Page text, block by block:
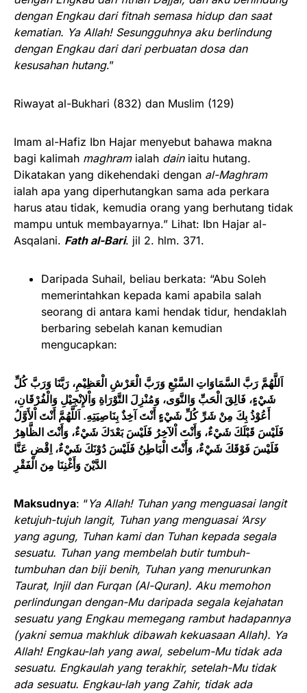
dengan Engkau dari fitnah semasa hidup dan saat
kematian. Ya Allah! Sesungguhnya aku berlindung
dengan Engkau dari dari perbuatan dosa dan
kesusahan hutang.”
Riwayat al-Bukhari (832) dan Muslim (129)
Imam al-Hafiz Ibn Hajar menyebut bahawa makna
bagi kalimah maghramialah dainiaitu hutang.
Dikatakan yang dikehendaki dengan al-Maghram
ialah apa yang diperhutangkan sama ada perkara
harus atau tidak, kemudia orang yang berhutang tidak
mampu untuk membayarnya.” Lihat: Ibn Hajar al-
Asqalani. Fath al-Bari. jil 2. hlm. 371.
Daripada Suhail, beliau berkata: “Abu Soleh
memerintahkan kepada kami apabila salah
seorang di antara kami hendak tidur, hendaklah
berbaring sebelah kanan kemudian
mengucapkan:
اَللَّهُمَّ رَبَّ السَّمَاوَاتِ السَّبْعِ وَرَبَّ الْعَرْشِ الْعَظِيْمِ، رَبَّنَا وَرَبَّ كُلِّ
شَيْءٍ، فَالِقَ الْحَبِّ وَالنَّوَى، وَمُنْزِلَ التَّوْرَاةِ وَاْلإِنْجِيْلِ وَالْفُرْقَانِ،
أَعُوْذُ بِكَ مِنْ شَرِّ كُلِّ شَيْءٍ أَنْتَ آخِذٌ بِنَاصِيَتِهِ. اَللَّهُمَّ أَنْتَ اْلأَوَّلُ
فَلَيْسَ قَبْلَكَ شَيْءٌ، وَأَنْتَ اْلآخِرُ فَلَيْسَ بَعْدَكَ شَيْءٌ، وَأَنْتَ الظَّاهِرُ
فَلَيْسَ فَوْقَكَ شَيْءٌ، وَأَنْتَ الْبَاطِنُ فَلَيْسَ دُوْنَكَ شَيْءٌ، اِقْضِ عَنَّا
الدَّيْنَ وَأَغْنِنَا مِنَ الْفَقْرِ
Maksudnya: “Ya Allah! Tuhan yang menguasai langit
ketujuh-tujuh langit, Tuhan yang menguasai ‘Arsy
yang agung, Tuhan kami dan Tuhan kepada segala
sesuatu. Tuhan yang membelah butir tumbuh-
tumbuhan dan biji benih, Tuhan yang menurunkan
Taurat, Injil dan Furqan (Al-Quran). Aku memohon
perlindungan dengan-Mu daripada segala kejahatan
sesuatu yang Engkau memegang rambut hadapannya
(yakni semua makhluk dibawah kekuasaan Allah). Ya
Allah! Engkau-lah yang awal, sebelum-Mu tidak ada
sesuatu. Engkaulah yang terakhir, setelah-Mu tidak
ada sesuatu. Engkau-lah yang Zahir, tidak ada